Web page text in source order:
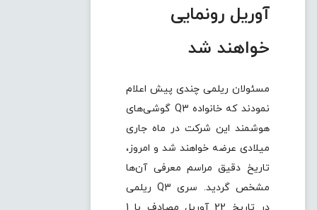
آوریل رونمایی
خواهند شد
مسئولان ریلمی چندی پیش اعلام
نمودند که خانواده Q3 گوشی‌های
هوشمند این شرکت در ماه جاری
میلادی عرضه خواهند شد و امروز،
تاریخ دقیق مراسم معرفی آن‌ها
مشخص گردید. سری Q3ریلمی